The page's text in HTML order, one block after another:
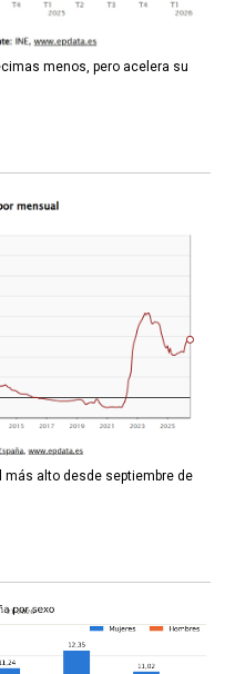
menos, pero acelera su
más alto desde septiembre de